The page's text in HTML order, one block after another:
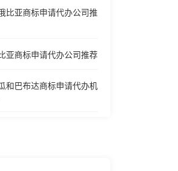
比亚商标申请代办公司推
亚商标申请代办公司推荐
和巴布达商标申请代办机